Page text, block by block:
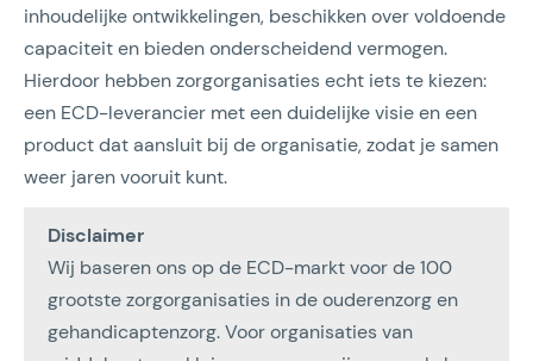
inhoudelijke ontwikkelingen, beschikken over voldoende
capaciteit en bieden onderscheidend vermogen.
Hierdoor hebben zorgorganisaties echt iets te kiezen:
een ECD-leverancier met een duidelijke visie en een
product dat aansluit bij de organisatie, zodat je samen
weer jaren vooruit kunt.
Disclaimer
Wij baseren ons op de ECD-markt voor de 100
grootste zorgorganisaties in de ouderenzorg en
gehandicaptenzorg. Voor organisaties van